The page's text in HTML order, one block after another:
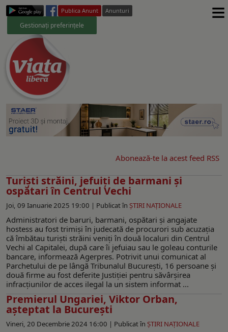
Publica Anunt Anunturi
Gestionați preferințele ≡
Abonează-te la acest feed RSS
Turiști străini, jefuiți de barmani și
ospătari în Centrul Vechi
Joi, 09 Ianuarie 2025 19:00 | Publicat în ŞTIRI NAŢIONALE
Administratori de baruri, barmani, ospătari și angajate
hostess au fost trimiși în judecată de procurori sub acuzația
că îmbătau turiști străini veniți în două localuri din Centrul
Vechi al Capitalei, după care îi jefuiau sau le goleau conturile
bancare, informează Agerpres. Potrivit unui comunicat al
Parchetului de pe lângă Tribunalul București, 16 persoane și
două firme au fost deferite Justiției pentru săvârșirea
infracțiunilor de acces ilegal la un sistem informat ...
Premierul Ungariei, Viktor Orban,
așteptat la București
Vineri, 20 Decembrie 2024 16:00 | Publicat în ŞTIRI NAŢIONALE